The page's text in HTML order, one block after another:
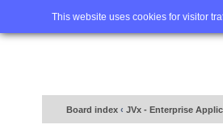
This website uses cookies for visitor
Home FAQ
Board index ‹ JVx - Enterprise